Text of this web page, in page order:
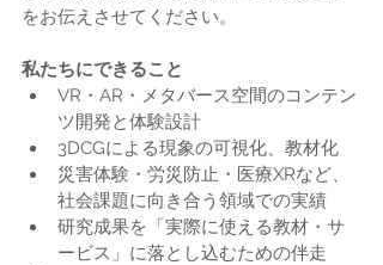
をお伝えさせてください。
私たちにできること
VR・AR・メタバース空間のコンテン
ツ開発と体験設計
3DCGによる現象の可視化、教材化
災害体験・労災防止・医療XRなど、
社会課題に向き合う領域での実績
研究成果を「実際に使える教材・サ
ービス」に落とし込むための伴走